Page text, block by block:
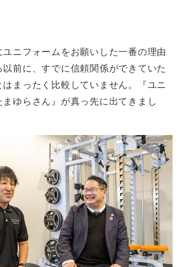
ユニフォームをお願いした一番の理由
前に、すでに信頼関係ができていた
まったく比較していません。『ユニ
ゆらさん』が真っ先に出てきまし